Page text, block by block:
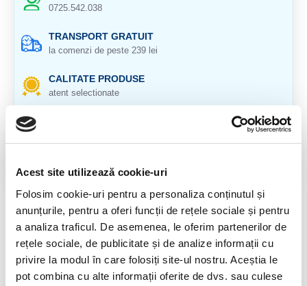
Acest site utilizează cookie-uri
Folosim cookie-uri pentru a personaliza conținutul și
anunțurile, pentru a oferi funcții de rețele sociale și pentru
a analiza traficul. De asemenea, le oferim partenerilor de
rețele sociale, de publicitate și de analize informații cu
privire la modul în care folosiți site-ul nostru. Aceștia le
pot combina cu alte informații oferite de dvs. sau culese
0725.542.038
TRANSPORT GRATUIT
la comenzi de peste 239 lei
CALITATE PRODUSE
atent selectionate
pentru toate produsele
DESCRIERE PRODUS
Origine: Rusia
Serafinit felie polisata.